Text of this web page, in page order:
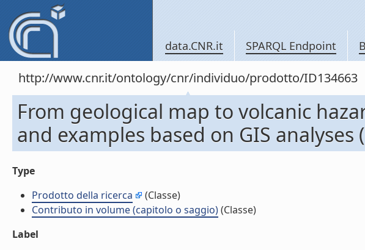
data.CNR.it SPARQL Endpoint
http://www.cnr.it/ontology/cnr/individuo/prodotto/ID134663
From geological map to volcanic
and examples based on GIS
Type
Prodotto della ricerca
(Classe)
Contributo in volume (capitolo o saggio)(Classe)
Label